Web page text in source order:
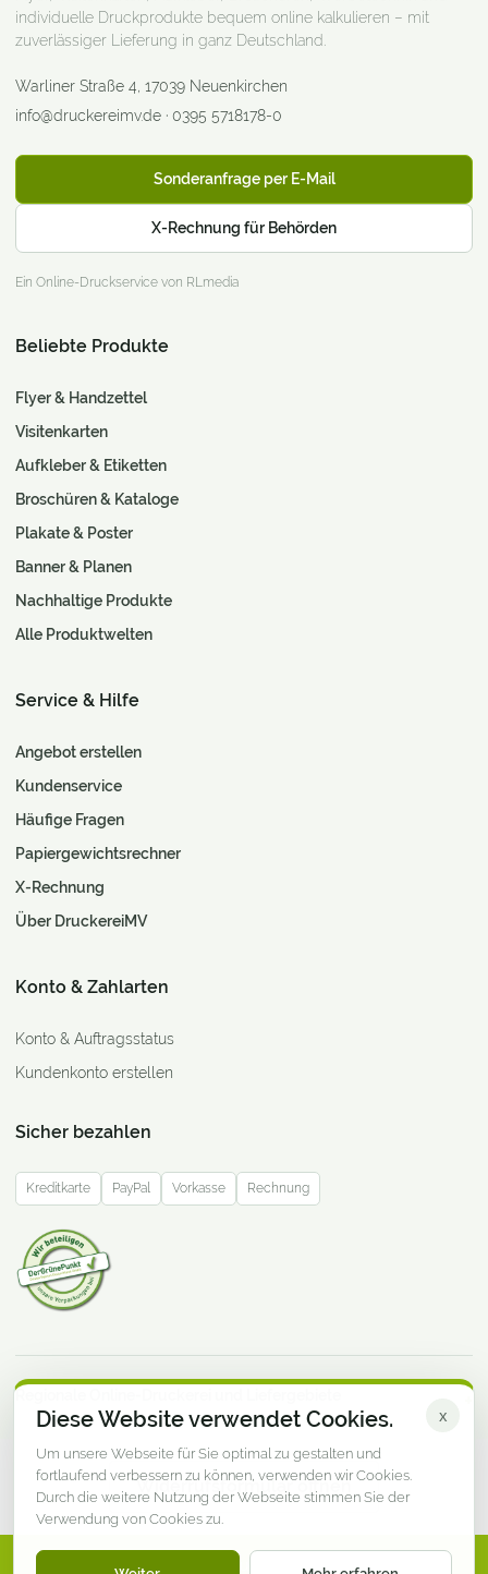
individuelle Druckprodukte bequem online kalkulieren – mit
zuverlässiger Lieferung in ganz Deutschland.
Warliner Straße 4 17039 Neuenkirchen
info@druckereimv.de · 0395 5718178-0
Sonderanfrage per E-Mail
X-Rechnung für Behörden
Ein Online-Druckservice von RLmedia
Beliebte Produkte
Flyer & Handzettel
Visitenkarten
Aufkleber & Etiketten
Broschüren & Kataloge
Plakate & Poster
Banner & Planen
Nachhaltige Produkte
Alle Produktwelten
Service & Hilfe
Angebot erstellen
Kundenservice
Häufige Fragen
Papiergewichtsrechner
X-Rechnung
Über DruckereiMV
Konto & Zahlarten
Konto & Auftragsstatus
Kundenkonto erstellen
Sicher bezahlen
Kreditkarte PayPal Vorkasse Rechnung
Regionale Online-Druckerei und Liefergebiete
Widerrufsformular öffnen
© DruckereiMV.de · Online-Druckerei aus Mecklenburg-
Diese Website verwendet Cookies.
Um unsere Webseite für Sie optimal zu gestalten und
fortlaufend verbessern zu können, verwenden wir Cookies.
Durch die weitere Nutzung der Webseite stimmen Sie der
Verwendung von Cookies zu.
x